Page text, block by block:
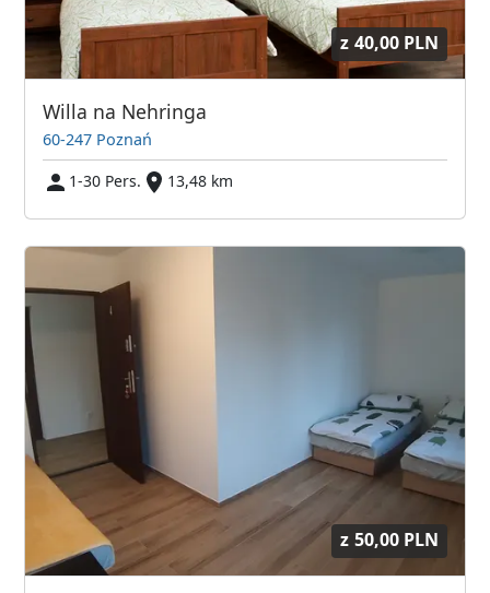
z 40,00 PLN
Willa na Nehringa
60-247 Poznań
1-30 Pers.
13,48 km
z 50,00 PLN